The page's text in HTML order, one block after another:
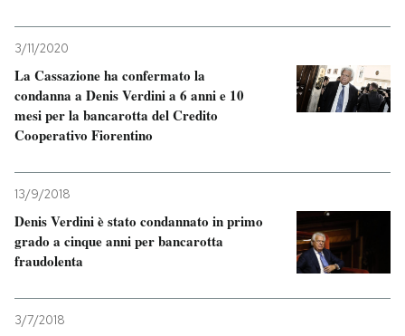
3/11/2020
La Cassazione ha confermato la
condanna a Denis Verdini a 6 anni e 10
mesi per la bancarotta del Credito
Cooperativo Fiorentino
13/9/2018
Denis Verdini è stato condannato in primo
grado a cinque anni per bancarotta
fraudolenta
3/7/2018